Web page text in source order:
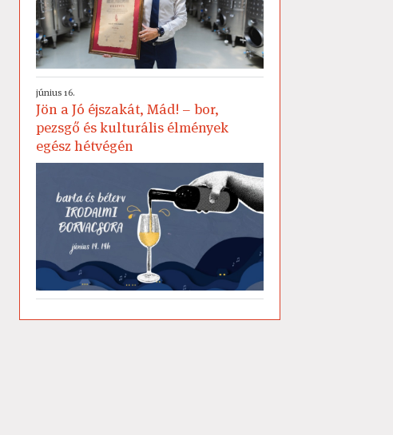
június 16.
Jön a Jó éjszakát, Mád! – bor,
pezsgő és kulturális élmények
egész hétvégén